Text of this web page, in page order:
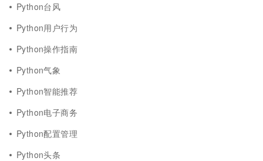
Python台风
Python用户行为
Python操作指南
Python气象
Python智能推荐
Python电子商务
Python配置管理
Python头条